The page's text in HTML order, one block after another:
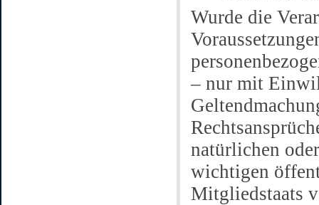
Wurde die
– nur mit
natürlichen
wichtigen
Mitgliedstaats